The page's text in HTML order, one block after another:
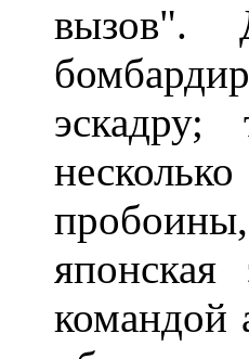
вызов".
командой